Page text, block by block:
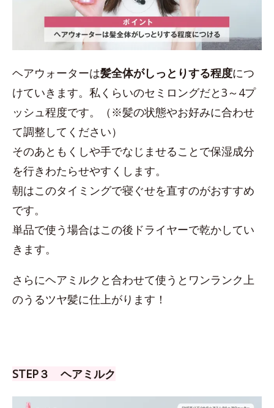
ヘアウォーターは髪全体がしっとりする程度につ
けていきます。私くらいのセミロングだと3～4プ
ッシュ程度です。（※髪の状態やお好みに合わせ
て調整してください）
そのあともくしや手でなじませることで保湿成分
を行きわたらせやすくします。
朝はこのタイミングで寝ぐせを直すのがおすすめ
です。
単品で使う場合はこの後ドライヤーで乾かしてい
きます。
さらにヘアミルクと合わせて使うとワンランク上
のうるツヤ髪に仕上がります！
STEP３ ヘアミルク